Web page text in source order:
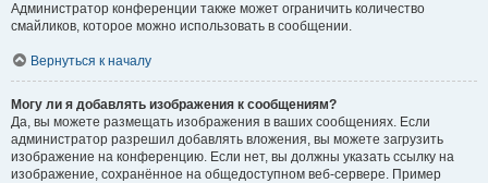
Администратор конференции также может ограничить количество
смайликов, которое можно использовать в сообщении.
Вернуться к началу
Могу ли я добавлять изображения к сообщениям?
Да, вы можете размещать изображения в ваших сообщениях. Если
администратор разрешил добавлять вложения, вы можете загрузить
изображение на конференцию. Если нет, вы должны указать ссылку на
изображение, сохранённое на общедоступном веб-сервере. Пример